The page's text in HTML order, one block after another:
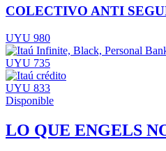
COLECTIVO ANTI
UYU 980
UYU 735
UYU 833
Disponible
LO QUE ENGELS